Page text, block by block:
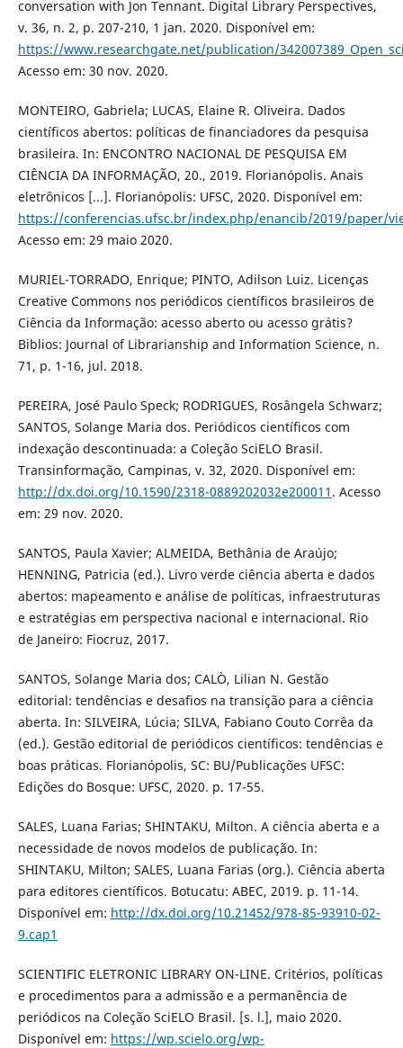
conversation with Jon Tennant. Digital Library Perspectives,
v. 36, n. 2, p. 207-210, 1 jan. 2020. Disponível em:
https://www.researchgate.net/publication/
Acesso em: 30 nov. 2020.
MONTEIRO, Gabriela; LUCAS, Elaine R. Oliveira. Dados
científicos abertos: políticas de financiadores da pesquisa
brasileira. In: ENCONTRO NACIONAL DE PESQUISA EM
CIÊNCIA DA INFORMAÇÃO, 20., 2019. Florianópolis. Anais
eletrônicos [...]. Florianópolis: UFSC, 2020. Disponível em:
https://conferencias.ufsc.br/index.php/enancib/2019/paper/
Acesso em: 29 maio 2020.
MURIEL-TORRADO, Enrique; PINTO, Adilson Luiz. Licenças
Creative Commons nos periódicos científicos brasileiros de
Ciência da Informação: acesso aberto ou acesso grátis?
Biblios: Journal of Librarianship and Information Science, n.
71, p. 1-16, jul. 2018.
PEREIRA, José Paulo Speck; RODRIGUES, Rosângela Schwarz;
SANTOS, Solange Maria dos. Periódicos científicos com
indexação descontinuada: a Coleção SciELO Brasil.
Transinformação, Campinas, v. 32, 2020. Disponível em:
http://dx.doi.org/10.1590/2318-0889202032e200011 . Acesso
em: 29 nov. 2020.
SANTOS, Paula Xavier; ALMEIDA, Bethânia de Araújo;
HENNING, Patricia (ed.). Livro verde ciência aberta e dados
abertos: mapeamento e análise de políticas, infraestruturas
e estratégias em perspectiva nacional e internacional. Rio
de Janeiro: Fiocruz, 2017.
SANTOS, Solange Maria dos; CALÒ, Lilian N. Gestão
editorial: tendências e desafios na transição para a ciência
aberta. In: SILVEIRA, Lúcia; SILVA, Fabiano Couto Corrêa da
(ed.). Gestão editorial de periódicos científicos: tendências e
boas práticas. Florianópolis, SC: BU/Publicações UFSC:
Edições do Bosque: UFSC, 2020. p. 17-55.
SALES, Luana Farias; SHINTAKU, Milton. A ciência aberta e a
necessidade de novos modelos de publicação. In:
SHINTAKU, Milton; SALES, Luana Farias (org.). Ciência aberta
para editores científicos. Botucatu: ABEC, 2019. p. 11-14.
Disponível em: http://dx.doi.org/10.21452/978-85-93910-02-
9.cap1
SCIENTIFIC ELETRONIC LIBRARY ON-LINE. Critérios, políticas
e procedimentos para a admissão e a permanência de
periódicos na Coleção SciELO Brasil. [s. l.], maio 2020.
Disponível em: https://wp.scielo.org/wp-